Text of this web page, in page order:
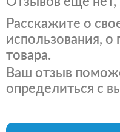
Расскажите о
использования, о
товара.
Ваш отзыв
определиться с